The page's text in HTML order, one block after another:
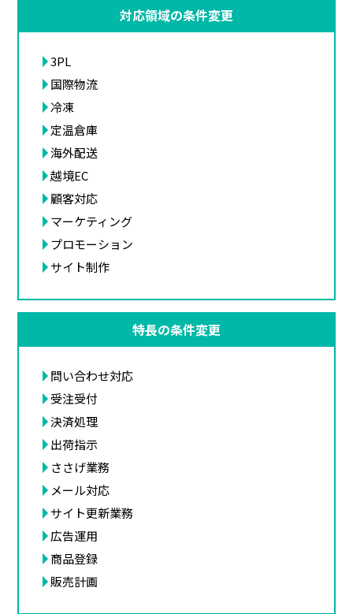
対応領域の条件変更
3PL
国際物流
冷凍
定温倉庫
海外配送
越境EC
顧客対応
マーケティング
プロモーション
サイト制作
特長の条件変更
問い合わせ対応
受注受付
決済処理
出荷指示
ささげ業務
メール対応
サイト更新業務
広告運用
商品登録
販売計画